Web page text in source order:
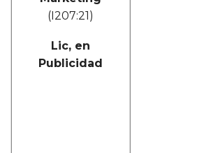
(I207:21)
Lic, en
Publicidad